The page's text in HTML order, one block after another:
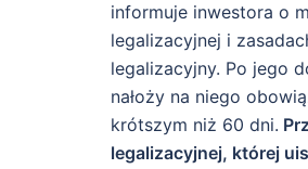
informuje inwestora o
legalizacyjnej i
legalizacyjny. Po jego
nałoży na niego
krótszym niż 60 dni.
legalizacyjnej, której